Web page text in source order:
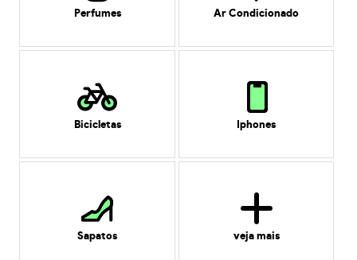
Perfumes Ar Condicionado
Bicicletas Iphones
Sapatos veja mais